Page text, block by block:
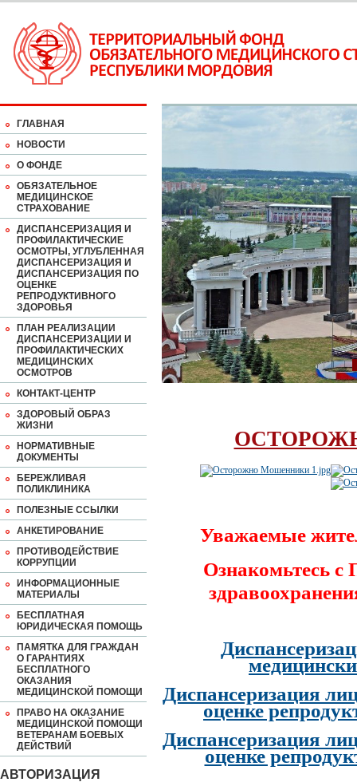
ГЛАВНАЯ
НОВОСТИ
О ФОНДЕ
ОБЯЗАТЕЛЬНОЕ
МЕДИЦИНСКОЕ
СТРАХОВАНИЕ
ДИСПАНСЕРИЗАЦИЯ И
ПРОФИЛАКТИЧЕСКИЕ
ОСМОТРЫ, УГЛУБЛЕННАЯ
ДИСПАНСЕРИЗАЦИЯ И
ДИСПАНСЕРИЗАЦИЯ ПО
ОЦЕНКЕ
РЕПРОДУКТИВНОГО
ЗДОРОВЬЯ
ПЛАН РЕАЛИЗАЦИИ
ДИСПАНСЕРИЗАЦИИ И
ПРОФИЛАКТИЧЕСКИХ
МЕДИЦИНСКИХ
ОСМОТРОВ
КОНТАКТ-ЦЕНТР
ЗДОРОВЫЙ ОБРАЗ
ЖИЗНИ
НОРМАТИВНЫЕ
ДОКУМЕНТЫ
БЕРЕЖЛИВАЯ
ПОЛИКЛИНИКА
ПОЛЕЗНЫЕ ССЫЛКИ
АНКЕТИРОВАНИЕ
ПРОТИВОДЕЙСТВИЕ
КОРРУПЦИИ
ИНФОРМАЦИОННЫЕ
МАТЕРИАЛЫ
БЕСПЛАТНАЯ
ЮРИДИЧЕСКАЯ ПОМОЩЬ
ПАМЯТКА ДЛЯ ГРАЖДАН
О ГАРАНТИЯХ
БЕСПЛАТНОГО
ОКАЗАНИЯ
МЕДИЦИНСКОЙ ПОМОЩИ
ПРАВО НА ОКАЗАНИЕ
МЕДИЦИНСКОЙ ПОМОЩИ
ВЕТЕРАНАМ БОЕВЫХ
ДЕЙСТВИЙ
АВТОРИЗАЦИЯ
Уважаемые
Ознакомьтесь
Диспансеризация
оценке
Диспансеризация
оценке